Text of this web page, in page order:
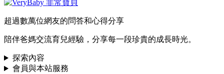
超過數萬位網友的問答和心得分享
陪伴爸媽交流育兒經驗，分享每一段珍貴的成長時光。
探索內容
會員與本站服務